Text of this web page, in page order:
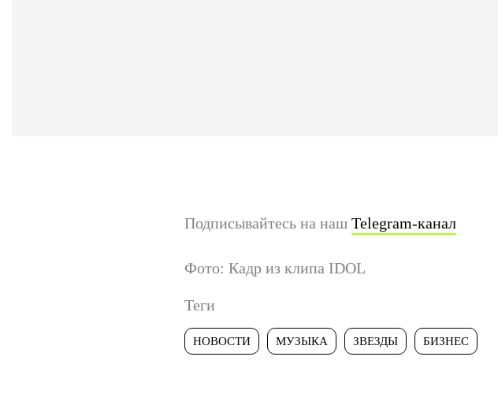
Подписывайтесь на наш Telegram-канал
Фото: Кадр из клипа IDOL
Теги
НОВОСТИ МУЗЫКА ЗВЕЗДЫ БИЗНЕС